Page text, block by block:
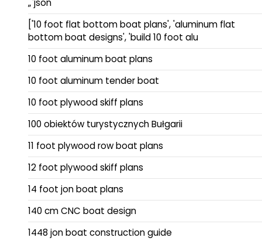
„`json
['10 foot flat bottom boat plans', 'aluminum flat
bottom boat designs', 'build 10 foot alu
10 foot aluminum boat plans
10 foot aluminum tender boat
10 foot plywood skiff plans
100 obiektów turystycznych Bułgarii
11 foot plywood row boat plans
12 foot plywood skiff plans
14 foot jon boat plans
140 cm CNC boat design
1448 jon boat construction guide